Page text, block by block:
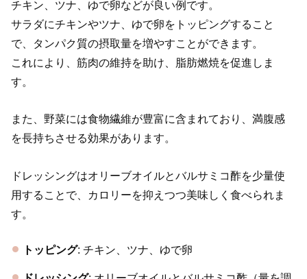
チキン、ツナ、ゆで卵などが良い例です。
サラダにチキンやツナ、ゆで卵をトッピングすること
で、タンパク質の摂取量を増やすことができます。
これにより、筋肉の維持を助け、脂肪燃焼を促進しま
す。
また、野菜には食物繊維が豊富に含まれており、満腹感
を長持ちさせる効果があります。
ドレッシングはオリーブオイルとバルサミコ酢を少量使
用することで、カロリーを抑えつつ美味しく食べられま
す。
トッピング: チキン、ツナ、ゆで卵